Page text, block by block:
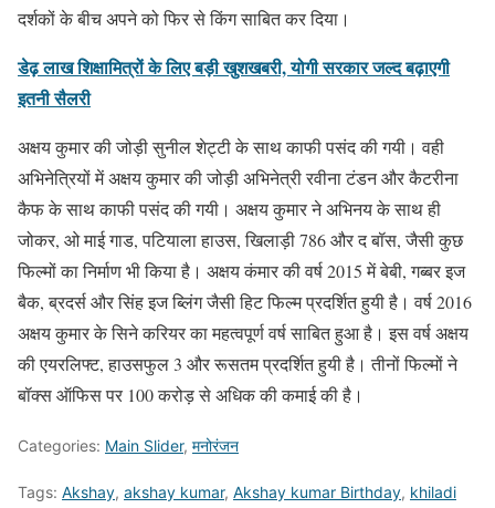
दर्शकों के बीच अपने को फिर से किंग साबित कर दिया।
डेढ़ लाख शिक्षामित्रों के लिए बड़ी खुशखबरी, योगी सरकार जल्द बढ़ाएगी
इतनी सैलरी
अक्षय कुमार की जोड़ी सुनील शेट्टी के साथ काफी पसंद की गयी। वही
अभिनेत्रियों में अक्षय कुमार की जोड़ी अभिनेत्री रवीना टंडन और कैटरीना
कैफ के साथ काफी पसंद की गयी। अक्षय कुमार ने अभिनय के साथ ही
जोकर, ओ माई गाड, पटियाला हाउस, खिलाड़ी 786 और द बॉस, जैसी कुछ
फिल्मों का निर्माण भी किया है। अक्षय कंमार की वर्ष 2015 में बेबी, गब्बर इज
बैक, ब्रदर्स और सिंह इज ब्लिंग जैसी हिट फिल्म प्रदर्शित हुयी है। वर्ष 2016
अक्षय कुमार के सिने करियर का महत्वपूर्ण वर्ष साबित हुआ है। इस वर्ष अक्षय
की एयरलिफ्ट, हाउसफुल 3 और रूसतम प्रदर्शित हुयी है। तीनों फिल्मों ने
बॉक्स ऑफिस पर 100 करोड़ से अधिक की कमाई की है।
Categories: Main Slider, मनोरंजन
Tags: Akshay, akshay kumar, Akshay kumar Birthday, khiladi